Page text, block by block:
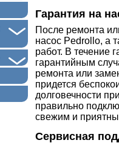
Гарантия на
После ремонта
насос Pedrollo, а
работ. В течение
гарантийным
ремонта или
придется
долговечности
правильно
свежим и
Сервисная